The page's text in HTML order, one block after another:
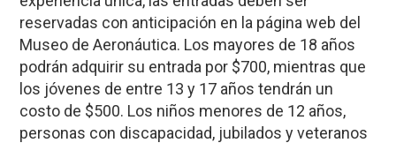
reservadas con anticipación en la página web del
Museo de Aeronáutica. Los mayores de 18 años
podrán adquirir su entrada por $700, mientras que
los jóvenes de entre 13 y 17 años tendrán un
costo de $500. Los niños menores de 12 años,
personas con discapacidad, jubilados y veteranos